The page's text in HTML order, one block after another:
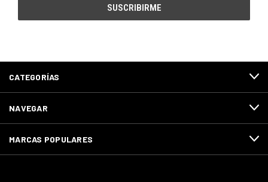
CATEGORÍAS
NAVEGAR
MARCAS POPULARES